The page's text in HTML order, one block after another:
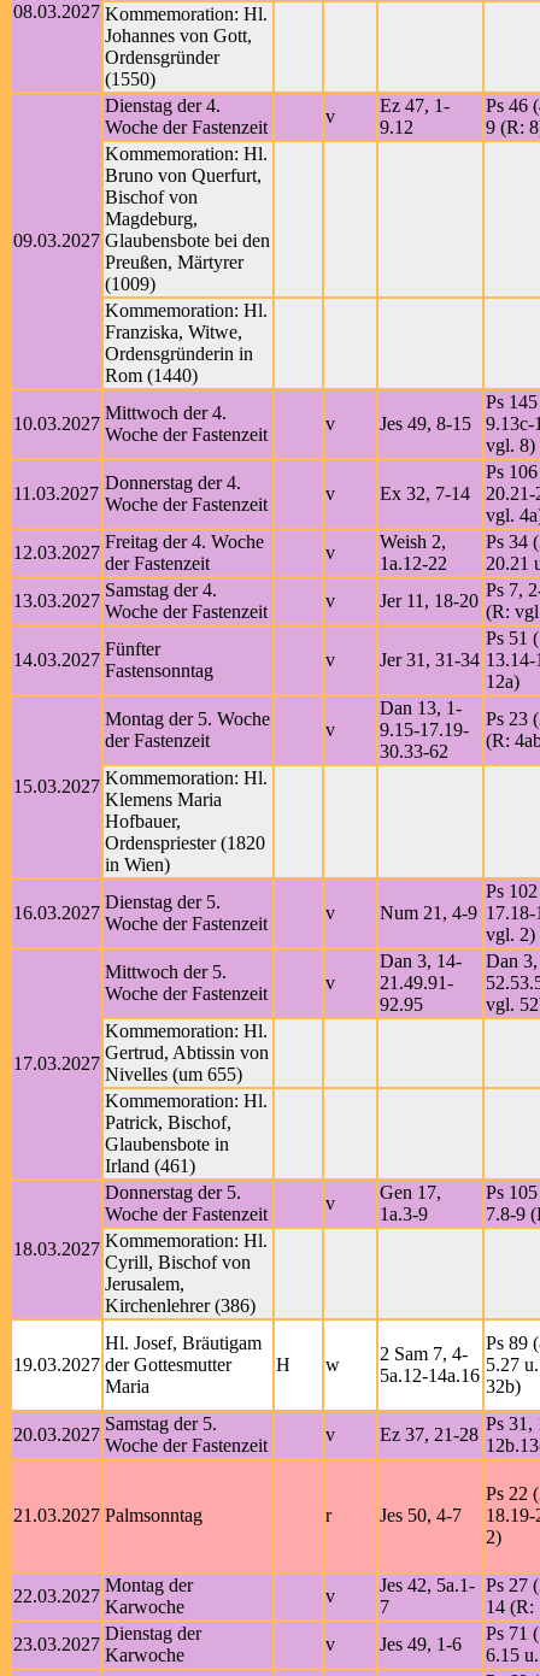
08.03.2027 Kommemoration: Hl.
Johannes von Gott,
Ordensgründer
(1550)
09.03.2027
Dienstag der 4.
Woche der Fastenzeit
v
Ez 47, 1-
9.12
Ps 46
9 (R:
Kommemoration: Hl.
Bruno von Querfurt,
Bischof von
Magdeburg,
Glaubensbote bei den
Preußen, Märtyrer
(1009)
Kommemoration: Hl.
Franziska, Witwe,
Ordensgründerin in
Rom (1440)
10.03.2027
Mittwoch der 4.
Woche der Fastenzeit
v Jes 49, 8-15
Ps
9.13c-
vgl. 8)
11.03.2027
Donnerstag der 4.
Woche der Fastenzeit
v Ex 32, 7-14
Ps
vgl.
12.03.2027
Freitag der 4. Woche
der Fastenzeit
v
Weish 2,
1a.12-22
Ps 34
20.21
13.03.2027
Samstag der 4.
Woche der Fastenzeit
v Jer 11, 18-20
Ps 7,
(R:
14.03.2027
Fünfter
Fastensonntag
v Jer 31, 31-34
Ps 51
12a)
15.03.2027
Montag der 5. Woche
der Fastenzeit
v
Dan 13, 1-
9.15-17.19-
30.33-62
Ps 23
(R:
Kommemoration: Hl.
Klemens Maria
Hofbauer,
Ordenspriester (1820
in Wien)
16.03.2027
Dienstag der 5.
Woche der Fastenzeit
v Num 21, 4-9
Ps
vgl. 2)
17.03.2027
Mittwoch der 5.
Woche der Fastenzeit
v
Dan 3, 14-
21.49.91-
92.95
Dan 3,
vgl.
Kommemoration: Hl.
Gertrud, Abtissin von
Nivelles (um 655)
Kommemoration: Hl.
Patrick, Bischof,
Glaubensbote in
Irland (461)
18.03.2027
Donnerstag der 5.
Woche der Fastenzeit
v
Gen 17,
1a.3-9
Ps
7.8-9
Kommemoration: Hl.
Cyrill, Bischof von
Jerusalem,
Kirchenlehrer (386)
19.03.2027
Hl. Josef, Bräutigam
der Gottesmutter
Maria
H w
2 Sam 7, 4-
5a.12-14a.16
Ps 89
5.27
32b)
20.03.2027
Samstag der 5.
Woche der Fastenzeit
v Ez 37, 21-28
Ps 31,
21.03.2027 Palmsonntag r Jes 50, 4-7
Ps 22
2)
22.03.2027
Montag der
Karwoche
v
Jes 42, 5a.1-
7
Ps 27
14 (R:
23.03.2027
Dienstag der
Karwoche
v Jes 49, 1-6
Ps 71
6.15